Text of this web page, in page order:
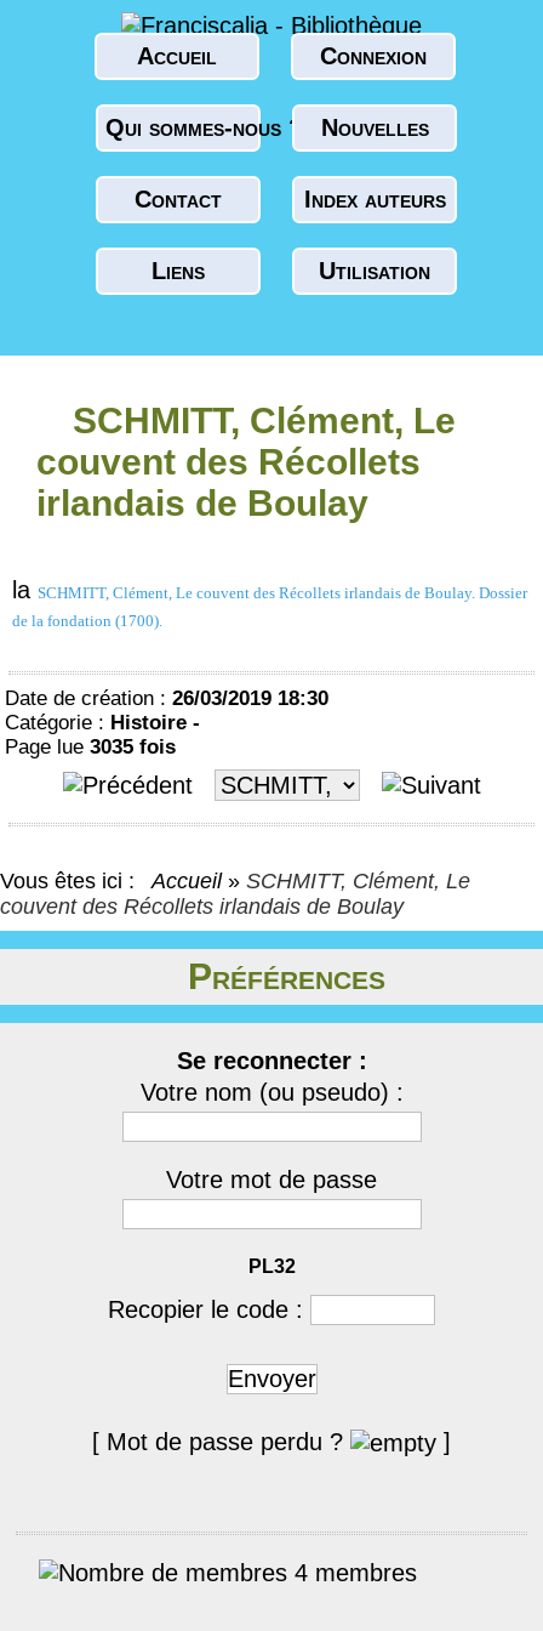
Accueil Connexion
Qui sommes-nous ? Nouvelles
Contact Index auteurs
Liens Utilisation
SCHMITT, Clément, Le
couvent des Récollets
irlandais de Boulay
la SCHMITT, Clément, Le couvent des Récollets irlandais de Boulay. Dossier
de la fondation (1700).
Date de création : 26/03/2019 18:30
Catégorie : Histoire -
Page lue 3035 fois
Vous êtes ici : Accueil » SCHMITT, Clément, Le
couvent des Récollets irlandais de Boulay
Préférences
Se reconnecter :
Votre nom (ou pseudo) :
Votre mot de passe
PL32
Recopier le code :
Envoyer
[ Mot de passe perdu ? ]
4 membres